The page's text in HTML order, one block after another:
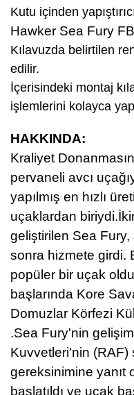
Kutu içinden
Hawker Sea Fury
Kılavuzda belirtilen
edilir.
İçerisindeki montaj
işlemlerini kolayca
HAKKINDA:
Kraliyet
pervaneli avcı
yapılmış en hızlı
uçaklardan
geliştirilen Sea Fury,
sonra hizmete girdi.
popüler bir uçak
başlarında Kore
Domuzlar Körfezi
.Sea Fury'nin
Kuvvetleri'nin (RAF)
gereksinimine yanıt
başlatıldı ve uçak